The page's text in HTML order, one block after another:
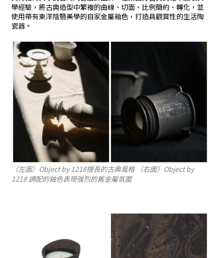
學經驗，將古典造型中繁複的曲線、切面、比例簡約、轉化，並
使用帶有東洋陰翳美學的自家金屬釉色，打造具觀賞性的生活陶
瓷器。
（左圖） Object by 1218擅長的古典風格 （右圖） Object by
1218調配的釉色表現強烈的舊金屬氛圍